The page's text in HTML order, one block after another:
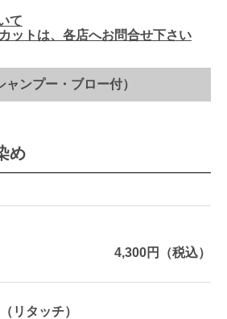
て
ットは、各店へお問合せ下さい
ンプー・ブロー付）
め
4,300円（税込）
リタッチ）